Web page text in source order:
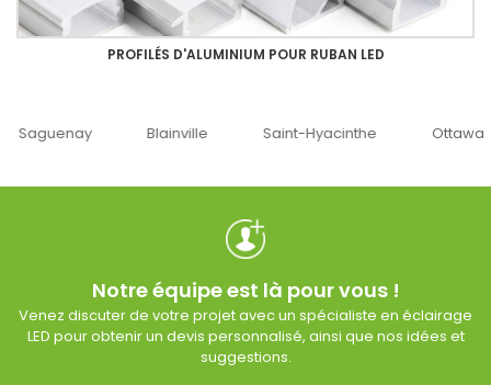
PROFILÉS D'ALUMINIUM POUR RUBAN LED
Blainville Saint-Hyacinthe Ottawa
Notre équipe est là pour vous !
Venez discuter de votre projet avec un spécialiste en éclairage
LED pour obtenir un devis personnalisé, ainsi que nos idées et
suggestions.